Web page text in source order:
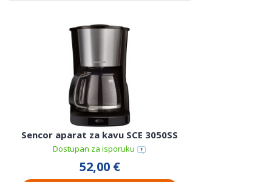
Sencor aparat za kavu SCE 3050SS
Dostupan za isporuku
52,00 €